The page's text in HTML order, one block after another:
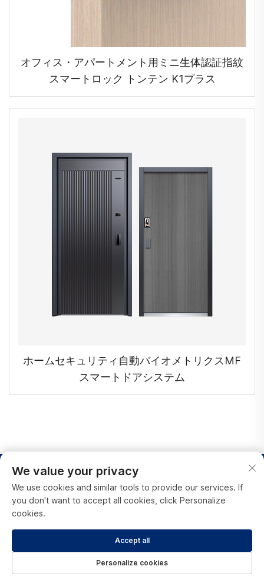
オフィス・アパートメント用ミニ生体認証指紋
スマートロック トンテン K1プラス
ホームセキュリティ自動バイオメトリクスMF
スマートドアシステム
We value your privacy
We use cookies and similar tools to provide our services. If
you don't want to accept all cookies, click Personalize
cookies.
Personalize cookies
Accept all